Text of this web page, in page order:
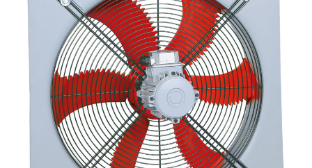
Lighting and Electrical
Equipment
Complete solutions in lighting and electrical
material for each project and need